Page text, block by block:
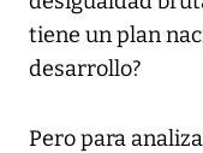
tiene un plan
desarrollo?
Pero para